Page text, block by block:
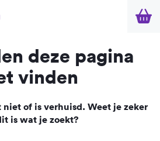
deze pagina
vinden
niet of is verhuisd. Weet je zeker
is wat je zoekt?